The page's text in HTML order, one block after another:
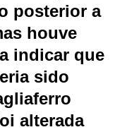
posterior a
houve
indicar que
sido
alterada